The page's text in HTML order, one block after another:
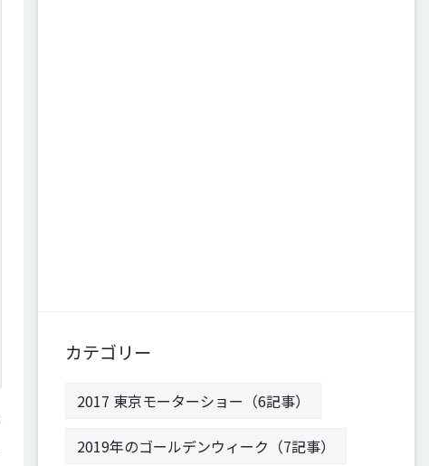
カテゴリー
2017 東京モーターショー（6記事）
2019年のゴールデンウィーク（7記事）